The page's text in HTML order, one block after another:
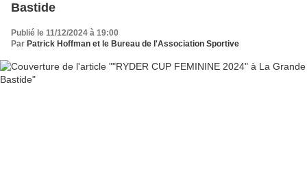
Bastide
Publié le 11/12/2024 à 19:00
Par Patrick Hoffman et le Bureau de l'Association Sportive